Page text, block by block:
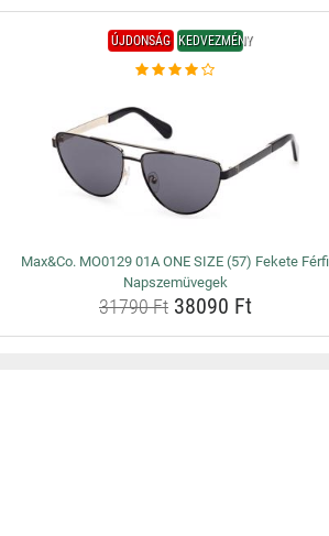
ÚJDONSÁG KEDVEZMÉNY
Max&Co. MO0129 01A ONE SIZE (57) Fekete Férfi
Napszemüvegek
31790 Ft38090 Ft